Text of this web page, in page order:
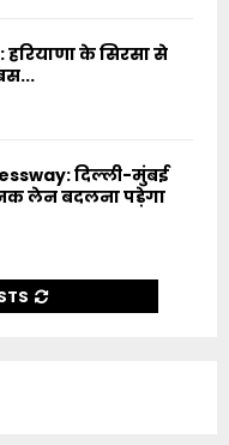
के सिरसा से
दिल्ली-मुंबई
लेन बदलना पड़ेगा